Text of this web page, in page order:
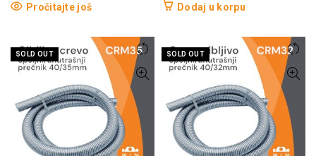
Pročitajte još Dodaj u korpu
SOLD OUT SOLD OUT